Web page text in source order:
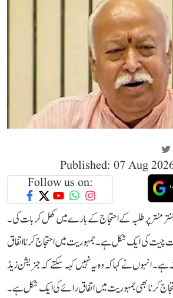
Published: 07 Aug
Follow us on:
منتر پر طلبہ کے احتجاج کے بارے میں کھل کر بات کی۔
کی ایک شکل ہے۔ جمہوریت میں احتجاج کرنا اتفاق
انہوں نے کہا کہ وہ یہ نہیں کہہ سکتے کہ جنریشن زیڈ
کرنا بھی جمہوریت میں اتفاق رائے کی ایک شکل ہے۔